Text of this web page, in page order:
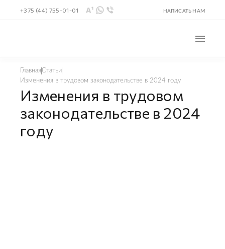
НАПИСАТЬ НАМ
+375 (44) 755-01-01
ГлавнаяСтатьи
Изменения в трудовом законодательстве в 2024 году
Изменения в трудовом
законодательстве в 2024
году